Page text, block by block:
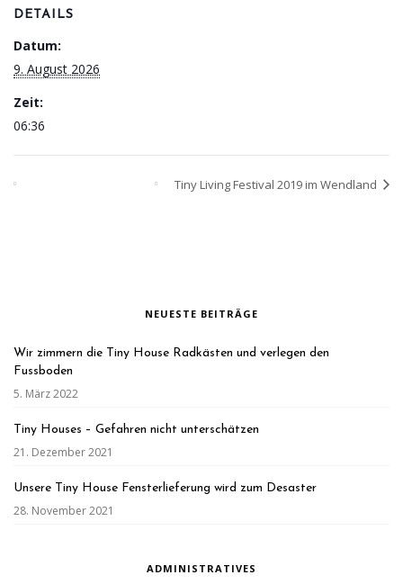
DETAILS
Datum:
9. August 2026
Zeit:
06:36
Tiny Living Festival 2019 im Wendland
NEUESTE BEITRÄGE
Wir zimmern die Tiny House Radkästen und verlegen den
Fussboden
5. März 2022
Tiny Houses – Gefahren nicht unterschätzen
21. Dezember 2021
Unsere Tiny House Fensterlieferung wird zum Desaster
28. November 2021
ADMINISTRATIVES